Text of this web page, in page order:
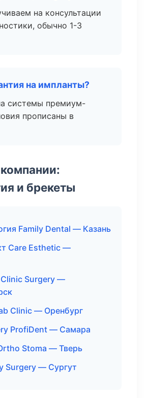
на консультации
обычно 1-3
на импланты?
системы премиум-
прописаны в
и брекеты
Family Dental — Казань
Care Esthetic —
Surgery —
Clinic — Оренбург
ProfiDent — Самара
Stoma — Тверь
Surgery — Сургут